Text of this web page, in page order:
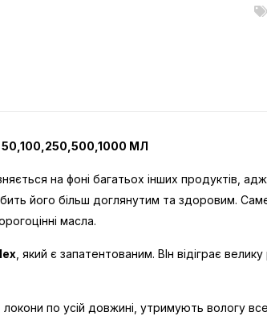
50,100,250,500,1000 МЛ
на фоні багатьох інших продуктів,
його більш доглянутим та здоровим. Саме
масла.
, який є запатентованим. ВІн відіграє
по усій довжині, утримують вологу